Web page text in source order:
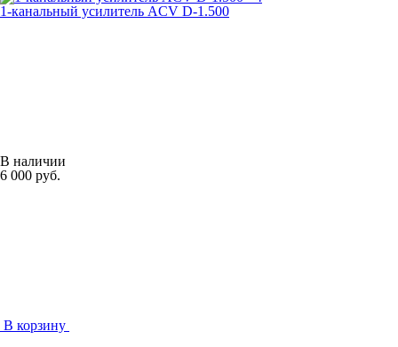
1-канальный усилитель ACV D-1.500
В наличии
6 000 руб.
В корзину